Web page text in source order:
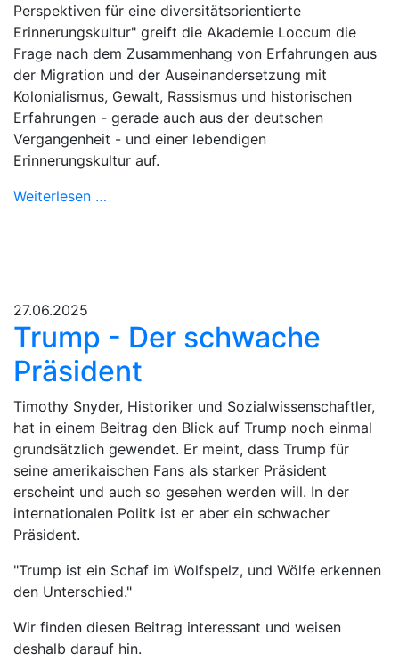
Perspektiven für eine diversitätsorientierte
Erinnerungskultur" greift die Akademie Loccum die
Frage nach dem Zusammenhang von Erfahrungen aus
der Migration und der Auseinandersetzung mit
Kolonialismus, Gewalt, Rassismus und historischen
Erfahrungen - gerade auch aus der deutschen
Vergangenheit - und einer lebendigen
Erinnerungskultur auf.
Weiterlesen …
27.06.2025
Trump - Der schwache
Präsident
Timothy Snyder, Historiker und Sozialwissenschaftler,
hat in einem Beitrag den Blick auf Trump noch einmal
grundsätzlich gewendet. Er meint, dass Trump für
seine amerikaischen Fans als starker Präsident
erscheint und auch so gesehen werden will. In der
internationalen Politk ist er aber ein schwacher
Präsident.
"Trump ist ein Schaf im Wolfspelz, und Wölfe erkennen
den Unterschied."
Wir finden diesen Beitrag interessant und weisen
deshalb darauf hin.